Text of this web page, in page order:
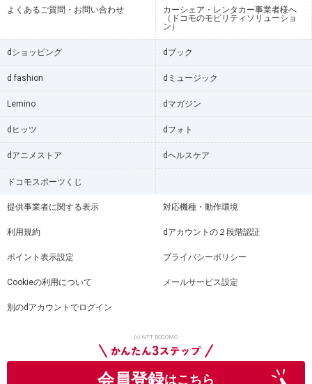
会員登録はこちら
よくあるご質問・お問い合わせ
カーシェア・レンタカー事業者様へ
（ドコモのモビリティソリューショ
ン）
dショッピング dブック
d fashion dミュージック
Lemino dマガジン
dヒッツ dフォト
dアニメストア dヘルスケア
ドコモスポーツくじ
提供事業者に関する表示 対応機種・動作環境
利用規約 dアカウントの２段階認証
ポイント表示設定 プライバシーポリシー
Cookieの利用について メールサービス設定
別のdアカウントでログイン
(c) NTT DOCOMO